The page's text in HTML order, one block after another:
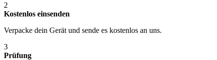
2
Kostenlos einsenden
Verpacke dein Gerät und sende es kostenlos an uns.
3
Prüfung